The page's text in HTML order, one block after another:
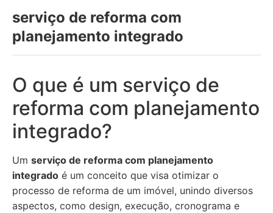
serviço de reforma com
planejamento integrado
O que é um serviço de
reforma com planejamento
integrado?
Um serviço de reforma com planejamento
integrado é um conceito que visa otimizar o
processo de reforma de um imóvel, unindo diversos
aspectos, como design, execução, cronograma e